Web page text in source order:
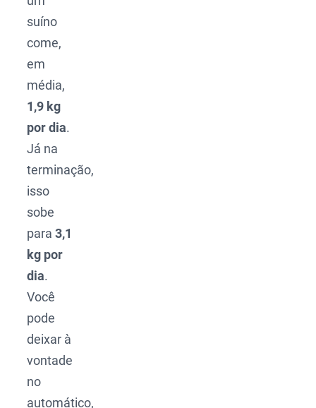
suíno
come,
em
média,
1,9 kg
por dia.
Já na
terminação,
isso
sobe
para3,1
kg por
dia.
Você
pode
deixar à
vontade
no
automático,